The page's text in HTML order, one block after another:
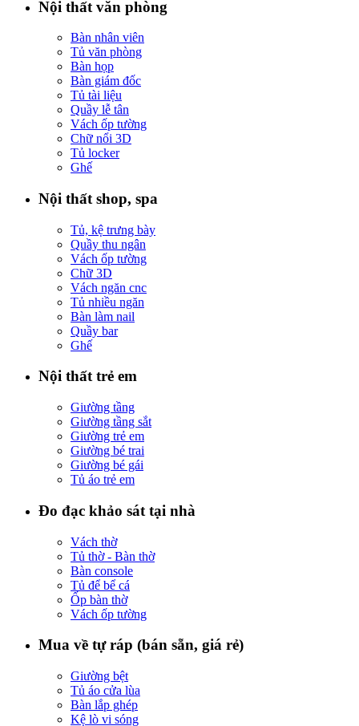
Nội thất văn phòng
Bàn nhân viên
Tủ văn phòng
Bàn họp
Bàn giám đốc
Tủ tài liệu
Quầy lễ tân
Vách ốp tường
Chữ nổi 3D
Tủ locker
Ghế
Nội thất shop, spa
Tủ, kệ trưng bày
Quầy thu ngân
Vách ốp tường
Chữ 3D
Vách ngăn cnc
Tủ nhiều ngăn
Bàn làm nail
Quầy bar
Ghế
Nội thất trẻ em
Giường tầng
Giường tầng sắt
Giường trẻ em
Giường bé trai
Giường bé gái
Tủ áo trẻ em
Đo đạc khảo sát tại nhà
Vách thờ
Tủ thờ - Bàn thờ
Bàn console
Tủ để bể cá
Ốp bàn thờ
Vách ốp tường
Mua về tự ráp (bán sẵn, giá rẻ)
Giường bệt
Tủ áo cửa lùa
Bàn lắp ghép
Kệ lò vi sóng